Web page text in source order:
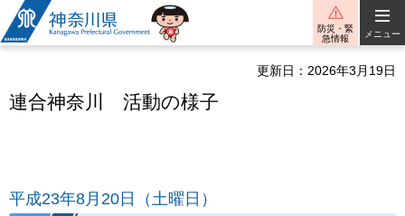
神奈川県
防災・緊
急情報
メニュー
更新日：2026年3月19日
連合神奈川 活動の様子
平成23年8月20日（土曜日）